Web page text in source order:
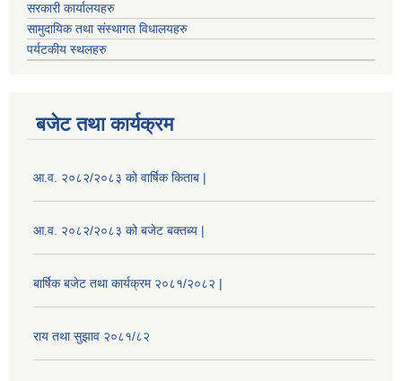
सरकारी कार्यालयहरु
सामुदायिक तथा संस्थागत विधालयहरु
पर्यटकीय स्थलहरु
बजेट तथा कार्यक्रम
आ.व. २०८२/२०८३ को वार्षिक किताब |
आ.व. २०८२/२०८३ को बजेट बक्तब्य |
बार्षिक बजेट तथा कार्यक्रम २०८१/२०८२ |
राय तथा सुझाव २०८१/८२